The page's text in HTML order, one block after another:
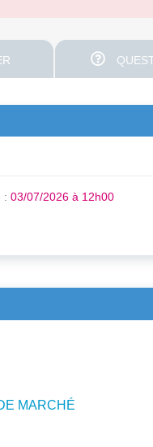
: 03/07/2026 à 12h00
MARCHÉ